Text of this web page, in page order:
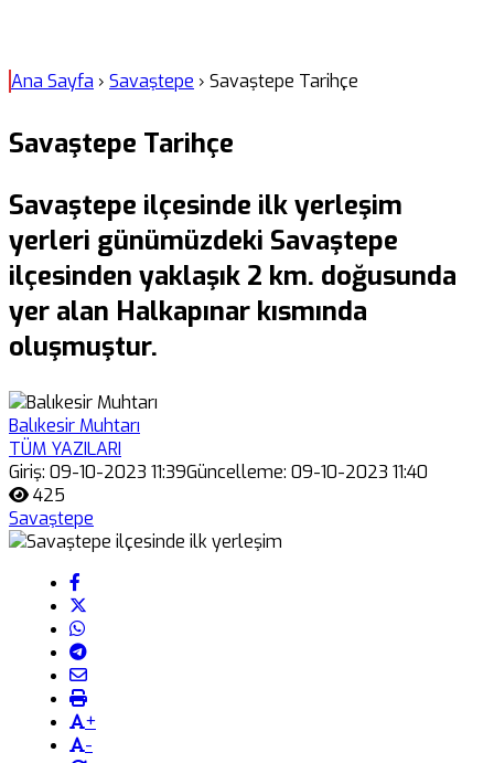
Ana Sayfa › Savaştepe › Savaştepe Tarihçe
Savaştepe Tarihçe
Savaştepe ilçesinde ilk yerleşim
yerleri günümüzdeki Savaştepe
ilçesinden yaklaşık 2 km. doğusunda
yer alan Halkapınar kısmında
oluşmuştur.
Balıkesir Muhtarı
TÜM YAZILARI
Giriş: 09-10-2023 11:39Güncelleme: 09-10-2023 11:40
425
Savaştepe
+
-